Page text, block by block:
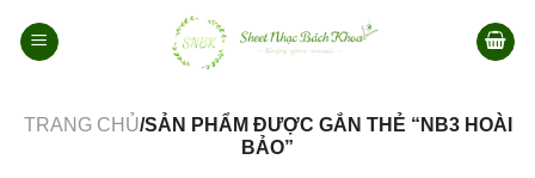
qua
TRANG CHỦ/SẢN PHẨM ĐƯỢC GẮN THẺ “NB3 HOÀI
BẢO”